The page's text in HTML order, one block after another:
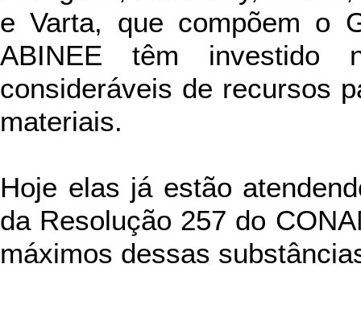
e Varta, que compõem o
ABINEE têm investido
consideráveis de recursos
materiais.
Hoje elas já estão
da Resolução 257 do
máximos dessas